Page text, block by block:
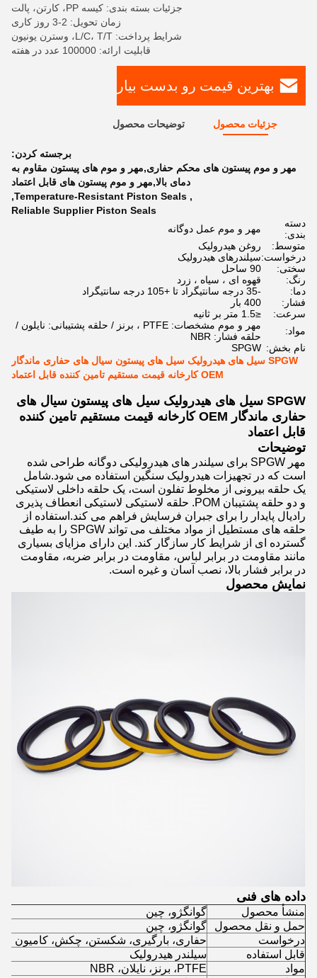
جزئیات بسته بندی: کیسه PP، کارتن، پالت
زمان تحویل: 2-3 روز کاری
شرایط پرداخت: L/C، T/T، وسترن یونیون
قابلیت ارائه: 100000 عدد در هفته
بهترین قیمت رو بدست بیار
جزئیات محصول توضیحات محصول
برجسته کردن:
مهر و موم پیستون های محکم حفاری,مهر و موم های پیستون مقاوم به
دمای بالا,مهر و موم پیستون های قابل اعتماد
,
Temperature-Resistant Piston Seals
,
Reliable Supplier Piston Seals
دسته
بندی:
مهر و موم عمل دوگانه
متوسط:
روغن هیدرولیک
درخواست:سیلندرهای هیدرولیک
سختی:
90 ساحل
رنگ:
قهوه ای ، سیاه ، زرد
دما:
-35 درجه سانتیگراد تا +105 درجه سانتیگراد
فشار:
400 بار
سرعت:
≤1.5 متر بر ثانیه
مواد:
مهر و موم مشخصات: PTFE ، برنز / حلقه پشتیبانی: نایلون /
حلقه فشار: NBR
نام بخش: SPGW
SPGW سیل های هیدرولیک سیل های پیستون سیال های حفاری ماندگار
OEM کارخانه قیمت مستقیم تامین کننده قابل اعتماد
SPGW سیل های هیدرولیک سیل های پیستون سیال های
حفاری ماندگار OEM کارخانه قیمت مستقیم تامین کننده
قابل اعتماد
توضیحات
مهر SPGW برای سیلندر های هیدرولیکی دوگانه طراحی شده
است که در تجهیزات هیدرولیک سنگین استفاده می شود.شامل
یک حلقه بیرونی از مخلوط تفلون است، یک حلقه داخلی لاستیکی
و دو حلقه پشتیبان POM. حلقه لاستیکی لاستیکی انعطاف پذیری
رادیال پایدار را برای جبران فرسایش فراهم می کند.استفاده از
حلقه های مستطیل از مواد مختلف می تواند SPGW را به طیف
گسترده ای از شرایط کار سازگار کند. این دارای مزایای بسیاری
مانند مقاومت در برابر لباس، مقاومت در برابر ضربه، مقاومت
در برابر فشار بالا، نصب آسان و غیره است.
نمایش محصول
داده های فنی
منشأ محصول
گوانگژو، چین
حمل و نقل محصول
گوانگژو، چین
درخواست
حفاری، بارگیری، شکستن، چکش، کامیون و
قابل استفاده
سیلندر هیدرولیک
مواد
PTFE، برنز، نایلان، NBR